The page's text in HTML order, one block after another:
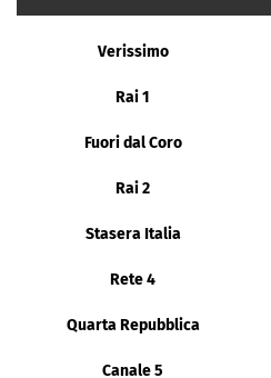
Verissimo
Rai 1
Fuori dal Coro
Rai 2
Stasera Italia
Rete 4
Quarta Repubblica
Canale 5